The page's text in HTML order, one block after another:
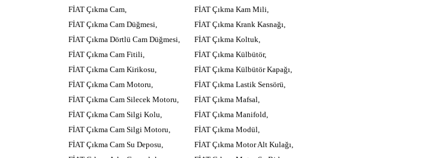
FİAT Çıkma Cam,
FİAT Çıkma Cam Düğmesi,
FİAT Çıkma Dörtlü Cam Düğmesi,
FİAT Çıkma Cam Fitili,
FİAT Çıkma Cam Kirikosu,
FİAT Çıkma Cam Motoru,
FİAT Çıkma Cam Silecek Motoru,
FİAT Çıkma Cam Silgi Kolu,
FİAT Çıkma Cam Silgi Motoru,
FİAT Çıkma Cam Su Deposu,
FİAT Çıkma Kam Mili,
FİAT Çıkma Krank Kasnağı,
FİAT Çıkma Koltuk,
FİAT Çıkma Külbütör,
FİAT Çıkma Külbütör Kapağı,
FİAT Çıkma Lastik Sensörü,
FİAT Çıkma Mafsal,
FİAT Çıkma Manifold,
FİAT Çıkma Modül,
FİAT Çıkma Motor Alt Kulağı,